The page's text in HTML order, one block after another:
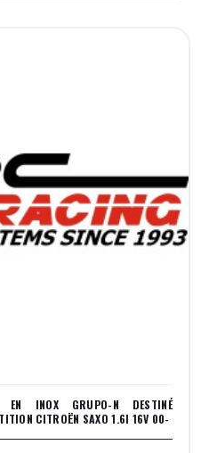
EN INOX GRUPO-N DESTINÉ
CITROËN SAXO 1.6I 16V 00-